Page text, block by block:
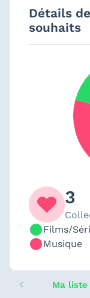
Détails
souhaits
3
Films/
Musique
Ma liste